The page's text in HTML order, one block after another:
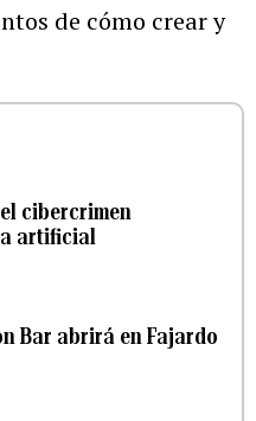
de cómo crear y
cibercrimen
artificial
Bar abrirá en Fajardo